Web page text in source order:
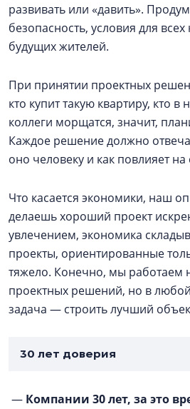
развивать или «давить».
безопасность, условия для
будущих жителей.
При принятии проектных
кто купит такую квартиру, кто в
коллеги морщатся, значит,
Каждое решение должно
оно человеку и как повлияет
Что касается экономики, наш
делаешь хороший проект
увлечением, экономика
проекты, ориентированные
тяжело. Конечно, мы работаем
проектных решений, но в
задача — строить лучший
30 лет доверия
— Компании 30 лет, за это